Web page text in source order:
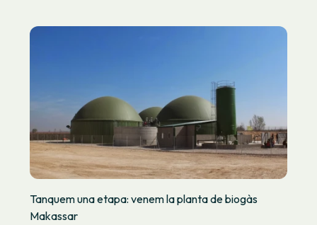
Tanquem una etapa: venem la planta de biogàs
Makassar